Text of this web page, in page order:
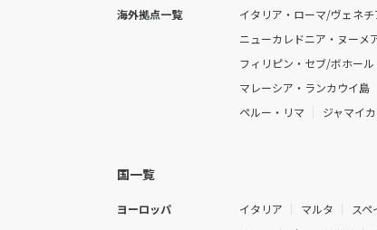
海外拠点一覧 イタリア・ローマ/ヴェネチ
ニューカレドニア・ヌーメ
フィリピン・セブ/ボホール
マレーシア・ランカウイ島
ペルー・リマ
ジャマイ
国一覧
ヨーロッパ イタリア マルタ スペ